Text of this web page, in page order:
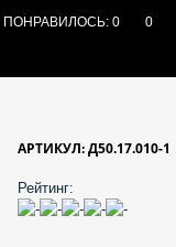
ПОНРАВИЛОСЬ: 0 0
АРТИКУЛ: Д50.17.010-1
Рейтинг: